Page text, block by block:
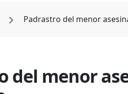
 Padrastro del menor
del menor